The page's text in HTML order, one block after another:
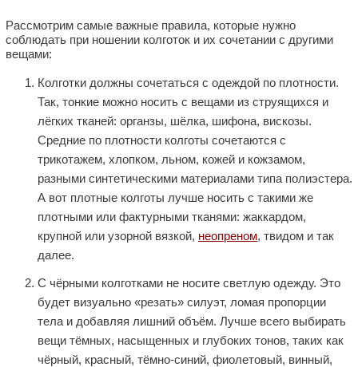
Рассмотрим самые важные правила, которые нужно
соблюдать при ношении колготок и их сочетании с другими
вещами:
Колготки должны сочетаться с одеждой по плотности.
Так, тонкие можно носить с вещами из струящихся и
лёгких тканей: органзы, шёлка, шифона, вискозы.
Средние по плотности колготы сочетаются с
трикотажем, хлопком, льном, кожей и кожзамом,
разными синтетическими материалами типа полиэстера.
А вот плотные колготы лучше носить с такими же
плотными или фактурными тканями: жаккардом,
крупной или узорной вязкой, неопреном, твидом и так
далее.
С чёрными колготками не носите светлую одежду. Это
будет визуально «резать» силуэт, ломая пропорции
тела и добавляя лишний объём. Лучше всего выбирать
вещи тёмных, насыщенных и глубоких тонов, таких как
чёрный, красный, тёмно-синий, фиолетовый, винный,